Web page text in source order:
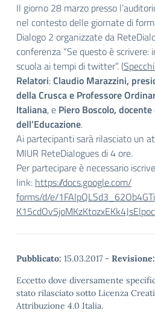
Il giorno 28 marzo presso
nel contesto delle giornate di
Dialogo 2 organizzate da
conferenza “Se questo è
scuola ai tempi di twitter”. (
Relatori:Claudio Marazzini,
della Crusca e Professore
Italiana, e Piero Boscolo,
dell’Educazione.
Ai partecipanti sarà rilasciato un
MIUR ReteDialogues di 4 ore.
Per partecipare è necessario
link: https://docs.google.com/
forms/d/e/
Pubblicato: 15.03.2017 - Revisione:
Eccetto dove diversamente
stato rilasciato sotto Licenza
Attribuzione 4.0 Italia.